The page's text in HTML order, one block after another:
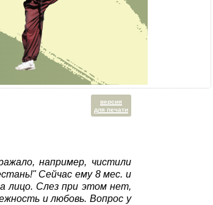
версия
для печати
например, чистили
Сейчас ему 8 мес. и
лицо. Слез при этом нет,
и любовь. Вопрос у